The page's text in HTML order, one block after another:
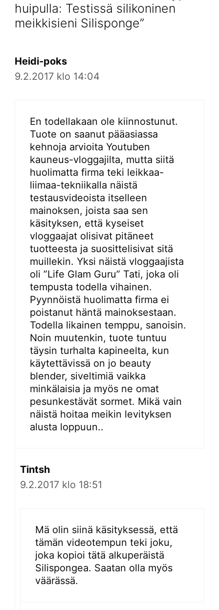
huipulla: Testissä silikoninen
meikkisieni Silisponge”
Heidi-poks
9.2.2017 klo 14:04
En todellakaan ole kiinnostunut.
Tuote on saanut pääasiassa
kehnoja arvioita Youtuben
kauneus-vloggajilta, mutta siitä
huolimatta firma teki leikkaa-
liimaa-tekniikalla näistä
testausvideoista itselleen
mainoksen, joista saa sen
käsityksen, että kyseiset
vloggaajat olisivat pitäneet
tuotteesta ja suosittelisivat sitä
muillekin. Yksi näistä vloggaajista
oli ”Life Glam Guru” Tati, joka oli
tempusta todella vihainen.
Pyynnöistä huolimatta firma ei
poistanut häntä mainoksestaan.
Todella likainen temppu, sanoisin.
Noin muutenkin, tuote tuntuu
täysin turhalta kapineelta, kun
käytettävissä on jo beauty
blender, siveltimiä vaikka
minkälaisia ja myös ne omat
pesunkestävät sormet. Mikä vain
näistä hoitaa meikin levityksen
alusta loppuun..
Tintsh
9.2.2017 klo 18:51
Mä olin siinä käsityksessä, että
tämän videotempun teki joku,
joka kopioi tätä alkuperäistä
Silispongea. Saatan olla myös
väärässä.